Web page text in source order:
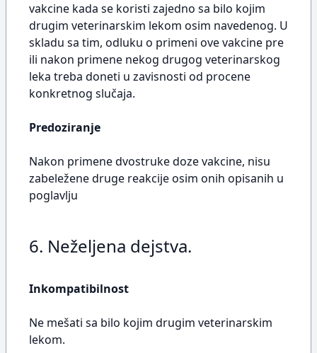
vakcine kada se koristi zajedno sa bilo kojim
drugim veterinarskim lekom osim navedenog. U
skladu sa tim, odluku o primeni ove vakcine pre
ili nakon primene nekog drugog veterinarskog
leka treba doneti u zavisnosti od procene
konkretnog slučaja.
Predoziranje
Nakon primene dvostruke doze vakcine, nisu
zabeležene druge reakcije osim onih opisanih u
poglavlju
6. Neželjena dejstva.
Inkompatibilnost
Ne mešati sa bilo kojim drugim veterinarskim
lekom.